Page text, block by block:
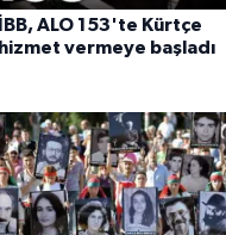
İBB, ALO 153'te Kürtçe
hizmet vermeye başladı